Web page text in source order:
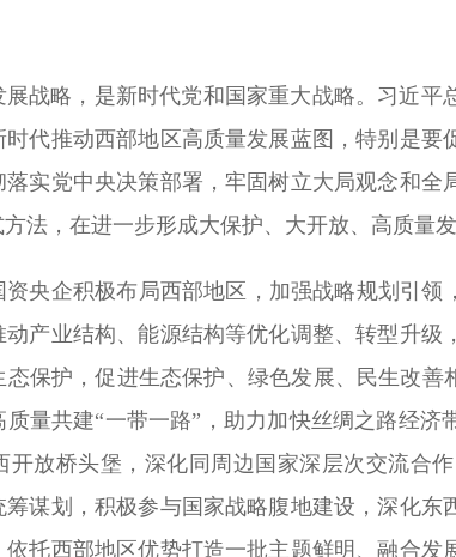
战略，是新时代党和国家重大战略。习近
代推动西部地区高质量发展蓝图，特别是
实党中央决策部署，牢固树立大局观念和
法，在进一步形成大保护、大开放、高质量
央企积极布局西部地区，加强战略规划引
产业结构、能源结构等优化调整、转型升
保护，促进生态保护、绿色发展、民生改
量共建“一带一路”，助力加快丝绸之路经
开放桥头堡，深化同周边国家深层次交流合
谋划，积极参与国家战略腹地建设，深化
托西部地区优势打造一批主题鲜明、融合